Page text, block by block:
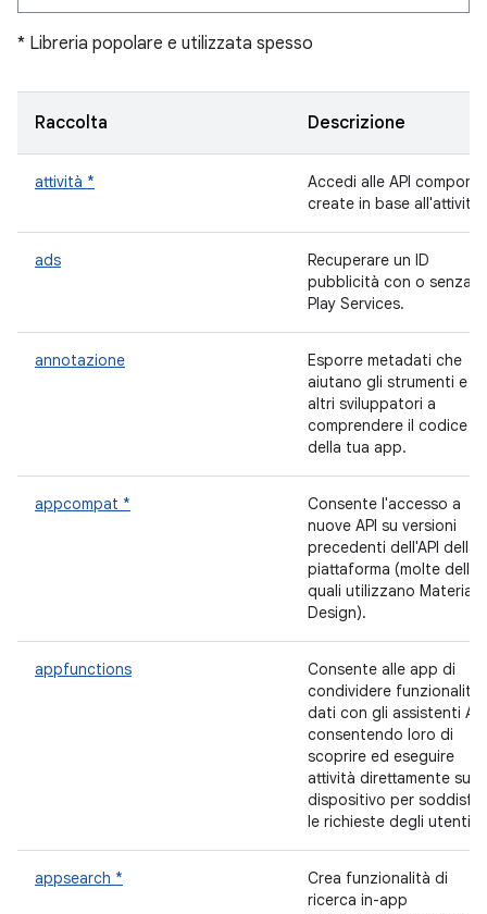
* Libreria popolare e utilizzata spesso
Raccolta Descrizione
attività *
Accedi alle API
create in base all'attività.
ads
Recuperare un ID
pubblicità con o senza
Play Services.
annotazione
Esporre metadati che
aiutano gli strumenti e gli
altri sviluppatori a
comprendere il codice
della tua app.
appcompat *
Consente l'accesso a
nuove API su versioni
precedenti dell'API della
piattaforma (molte delle
quali utilizzano Material
Design).
appfunctions
Consente alle app di
condividere funzionalità
dati con gli assistenti AI,
consentendo loro di
scoprire ed eseguire
attività direttamente sul
dispositivo per
le richieste degli utenti.
appsearch *
Crea funzionalità di
ricerca in-app